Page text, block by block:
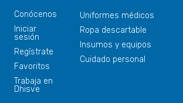
Conócenos
Iniciar
sesión
Regístrate
Favoritos
Trabaja en
Dhisve
Uniformes médicos
Ropa descartable
Insumos y equipos
Cuidado personal